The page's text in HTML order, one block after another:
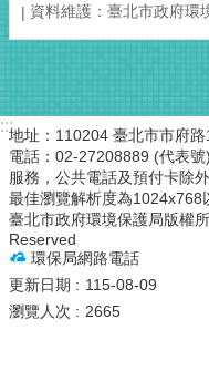
資料維護：臺北市政府環
:::地址：110204 臺北市市府
電話：02-27208889 (代表
服務，公共電話及預付卡除
最佳瀏覽解析度為1024x768
臺北市政府環境保護局版權
Reserved
環保局網路電話
更新日期
115-08-09
瀏覽人次
2665